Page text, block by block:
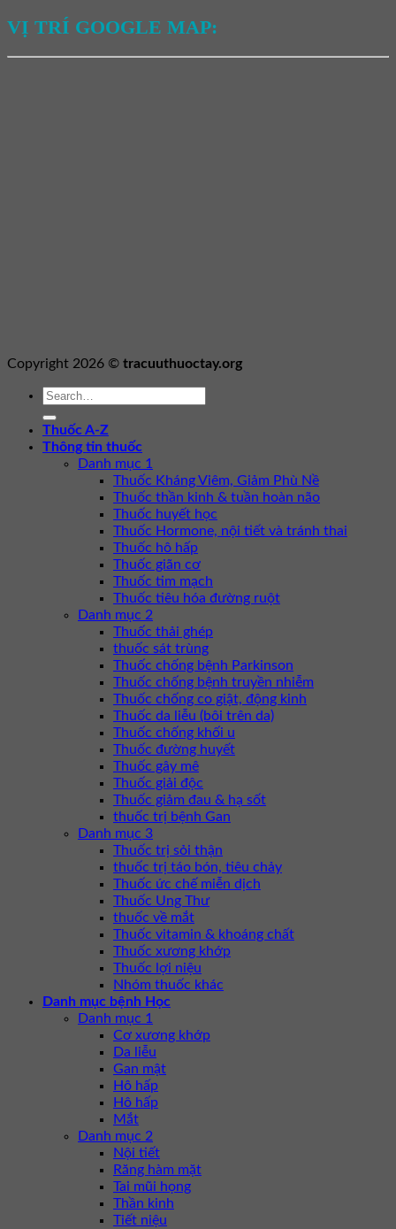
VỊ TRÍ GOOGLE MAP:
Copyright 2026 © tracuuthuoctay.org
Thuốc A-Z
Thông tin thuốc
Danh mục 1
Thuốc Kháng Viêm, Giảm Phù Nề
Thuốc thần kinh & tuần hoàn não
Thuốc huyết học
Thuốc Hormone, nội tiết và tránh thai
Thuốc hô hấp
Thuốc giãn cơ
Thuốc tim mạch
Thuốc tiêu hóa đường ruột
Danh mục 2
Thuốc thải ghép
thuốc sát trùng
Thuốc chống bệnh Parkinson
Thuốc chống bệnh truyền nhiễm
Thuốc chống co giật, động kinh
Thuốc da liễu (bôi trên da)
Thuốc chống khối u
Thuốc đường huyết
Thuốc gây mê
Thuốc giải độc
Thuốc giảm đau & hạ sốt
thuốc trị bệnh Gan
Danh mục 3
Thuốc trị sỏi thận
thuốc trị táo bón, tiêu chảy
Thuốc ức chế miễn dịch
Thuốc Ung Thư
thuốc về mắt
Thuốc vitamin & khoáng chất
Thuốc xương khớp
Thuốc lợi niệu
Nhóm thuốc khác
Danh mục bệnh Học
Danh mục 1
Cơ xương khớp
Da liễu
Gan mật
Hô hấp
Hô hấp
Mắt
Danh mục 2
Nội tiết
Răng hàm mặt
Tai mũi họng
Thần kinh
Tiết niệu